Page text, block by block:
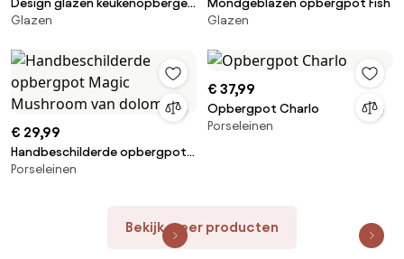
Design glazen keukenopberger
Fish
Glazen
Mondgeblazen opbergpot Fish
Glazen
€ 29,99
Handbeschilderde opbergpot
Magic Mushroom van dolomiet
Porseleinen
€ 37,99
Opbergpot Charlo
Porseleinen
Bekijk meer producten